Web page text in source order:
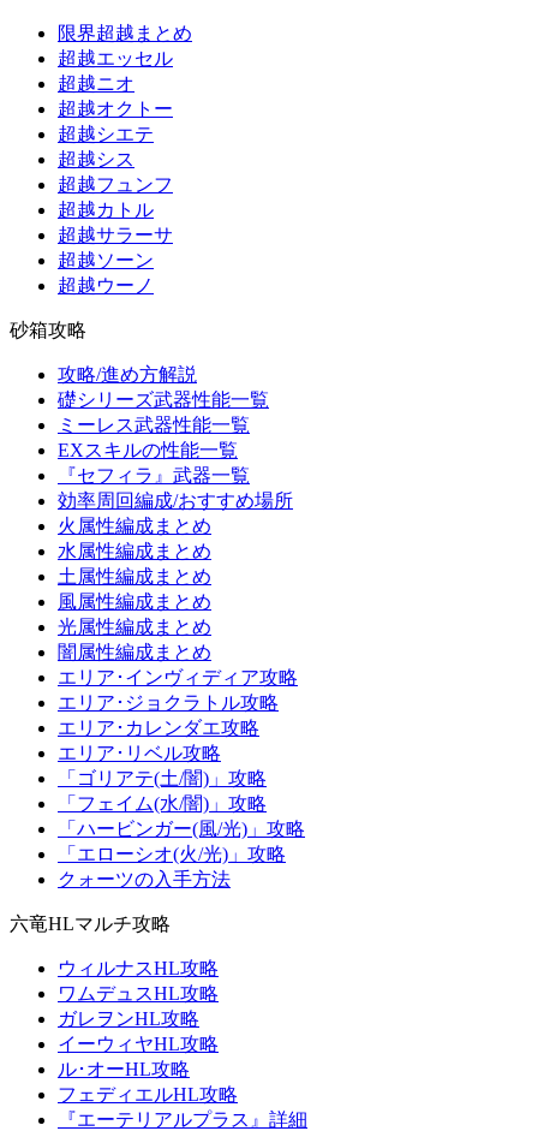
限界超越まとめ
超越エッセル
超越ニオ
超越オクトー
超越シエテ
超越シス
超越フュンフ
超越カトル
超越サラーサ
超越ソーン
超越ウーノ
砂箱攻略
攻略/進め方解説
礎シリーズ武器性能一覧
ミーレス武器性能一覧
EXスキルの性能一覧
『セフィラ』武器一覧
効率周回編成/おすすめ場所
火属性編成まとめ
水属性編成まとめ
土属性編成まとめ
風属性編成まとめ
光属性編成まとめ
闇属性編成まとめ
エリア･インヴィディア攻略
エリア･ジョクラトル攻略
エリア･カレンダエ攻略
エリア･リベル攻略
「ゴリアテ(土/闇)」攻略
「フェイム(水/闇)」攻略
「ハービンガー(風/光)」攻略
「エローシオ(火/光)」攻略
クォーツの入手方法
六竜HLマルチ攻略
ウィルナスHL攻略
ワムデュスHL攻略
ガレヲンHL攻略
イーウィヤHL攻略
ル･オーHL攻略
フェディエルHL攻略
『エーテリアルプラス』詳細